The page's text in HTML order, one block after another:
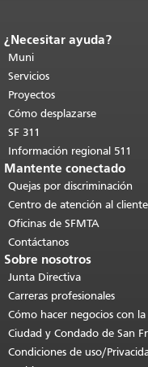
Fin del contenido de la página.
de esta página se repite en
páginas.Volver al principio del
contenido principal
¿Necesitar ayuda?
Muni
Servicios
Proyectos
Cómo desplazarse
SF 311
Información regional 511
Mantente conectado
Quejas por discriminación
Centro de atención al
Oficinas de SFMTA
Contáctanos
Sobre nosotros
Junta Directiva
Carreras profesionales
Cómo hacer negocios con la
Ciudad y Condado de San
Condiciones de uso/